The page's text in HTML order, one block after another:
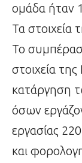
ομάδα ήταν
Τα στοιχεία
Το
στοιχεία
κατάργηση
όσων
εργασίας
και